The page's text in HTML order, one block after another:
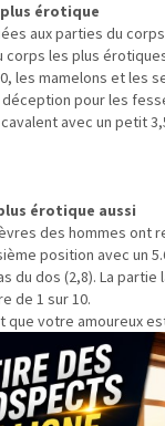
plus érotique
aux parties du
les plus
les mamelons et les
pour les
avec un petit
érotique aussi
des hommes ont
position avec un
du dos (2,8). La
de 1 sur 10.
que votre amoureux